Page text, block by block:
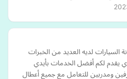
السيارات لديه العديد من الخبرات
يقدم لكم أفضل الخدمات بأيدي
ومدربين للتعامل مع جميع أعطال